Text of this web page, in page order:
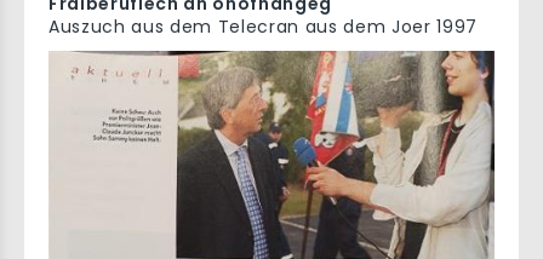
Auszuch aus dem Telecran aus dem Joer 1997